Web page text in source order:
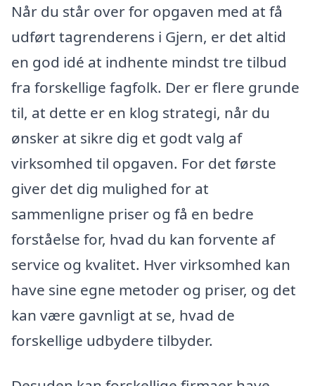
Når du står over for opgaven med at få
udført tagrenderens i Gjern, er det altid
en god idé at indhente mindst tre tilbud
fra forskellige fagfolk. Der er flere grunde
til, at dette er en klog strategi, når du
ønsker at sikre dig et godt valg af
virksomhed til opgaven. For det første
giver det dig mulighed for at
sammenligne priser og få en bedre
forståelse for, hvad du kan forvente af
service og kvalitet. Hver virksomhed kan
have sine egne metoder og priser, og det
kan være gavnligt at se, hvad de
forskellige udbydere tilbyder.